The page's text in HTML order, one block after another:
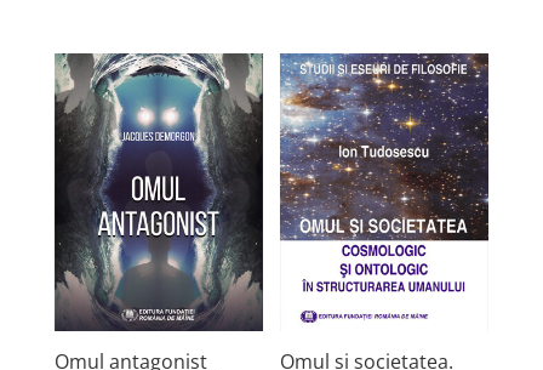
Omul antagonist Omul și societatea.